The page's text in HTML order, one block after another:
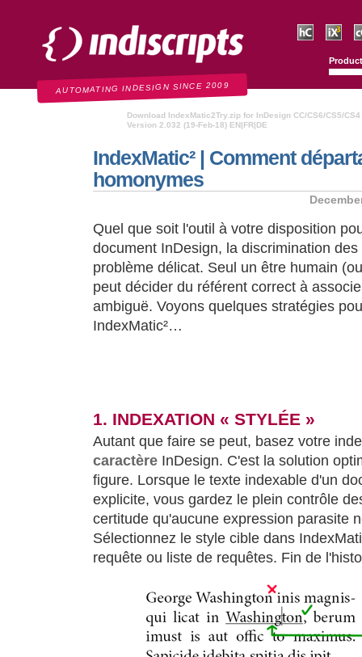
AUTOMATING INDESIGN SINCE 2009
Download IndexMatic2Try.zip for InDesign CC/CS6/CS5/CS4
Version 2.032 (19-Feb-18) EN|FR|DE
IndexMatic² | Comment
homonymes
Quel que soit l'outil à votre disposition
document InDesign, la discrimination
problème délicat. Seul un être humain
peut décider du référent correct à
ambiguë. Voyons quelques stratégies
IndexMatic²…
1. INDEXATION « STYLÉE »
Autant que faire se peut, basez votre
caractère InDesign. C'est la solution
figure. Lorsque le texte indexable d'un
explicite, vous gardez le plein contrôle
certitude qu'aucune expression parasite
Sélectionnez le style cible dans
requête ou liste de requêtes. Fin de